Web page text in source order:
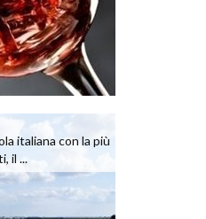
italiana con la più
il ...